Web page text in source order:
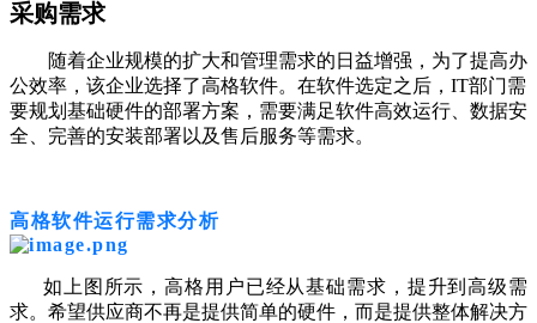
采购需求
随着企业规模的扩大和管理需求的日益增强，为了提高办
公效率，该企业选择了高格软件。在软件选定之后，IT部门需
要规划基础硬件的部署方案，需要满足软件高效运行、数据安
全、完善的安装部署以及售后服务等需求。
高格软件运行需求分析
如上图所示，高格 用户已经从基础需求，提升到高级需
求。希望供应商不再是提供简单的硬件，而是提供整体解决方